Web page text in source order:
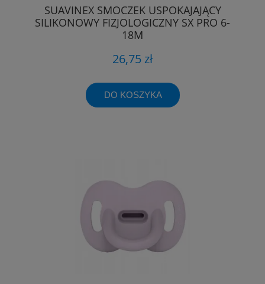
SUAVINEX SMOCZEK USPOKAJAJĄCY
SILIKONOWY FIZJOLOGICZNY SX PRO 6-
18M
26,75 zł
DO KOSZYKA